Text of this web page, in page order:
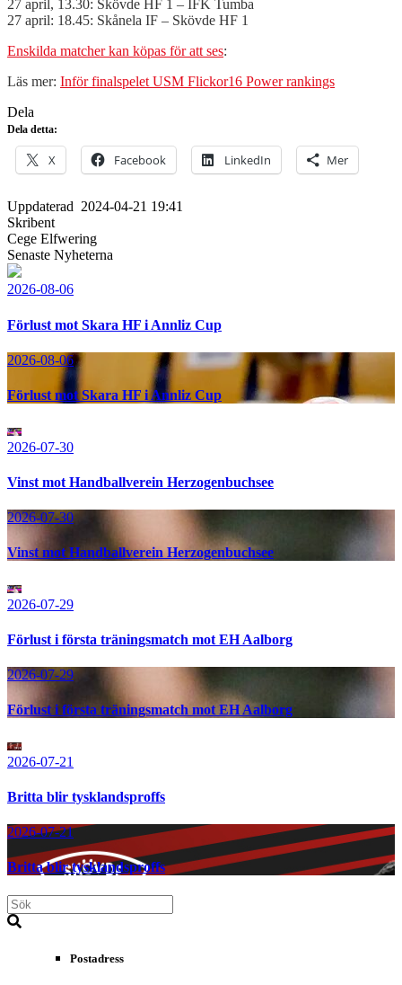
27 april, 13.30: Skövde HF 1 – IFK Tumba
27 april: 18.45: Skånela IF – Skövde HF 1
Enskilda matcher kan köpas för att ses:
Läs mer: Inför finalspelet USM Flickor16 Power rankings
Dela
Dela detta:
X Facebook LinkedIn Mer
Uppdaterad 2024-04-21 19:41
Skribent
Cege Elfwering
Senaste Nyheterna
2026-08-06
Förlust mot Skara HF i Annliz Cup
2026-08-06
Förlust mot Skara HF i Annliz Cup
2026-07-30
Vinst mot Handballverein Herzogenbuchsee
2026-07-30
Vinst mot Handballverein Herzogenbuchsee
2026-07-29
Förlust i första träningsmatch mot EH Aalborg
2026-07-29
Förlust i första träningsmatch mot EH Aalborg
2026-07-21
Britta blir tysklandsproffs
2026-07-21
Britta blir tysklandsproffs
Postadress